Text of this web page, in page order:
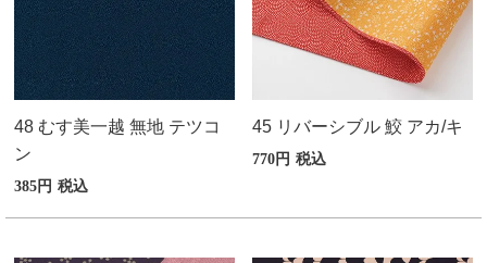
48 むす美一越 無地 テツコ
ン
385 税込
45 リバーシブル 鮫 アカ/キ
770 税込